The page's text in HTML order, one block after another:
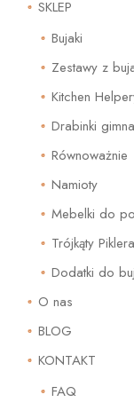
SKLEP
Bujaki
Zestawy z
Kitchen
Drabinki
Równoważnie
Namioty
Mebelki do
Trójkąty Piklera
Dodatki do
O nas
BLOG
KONTAKT
FAQ